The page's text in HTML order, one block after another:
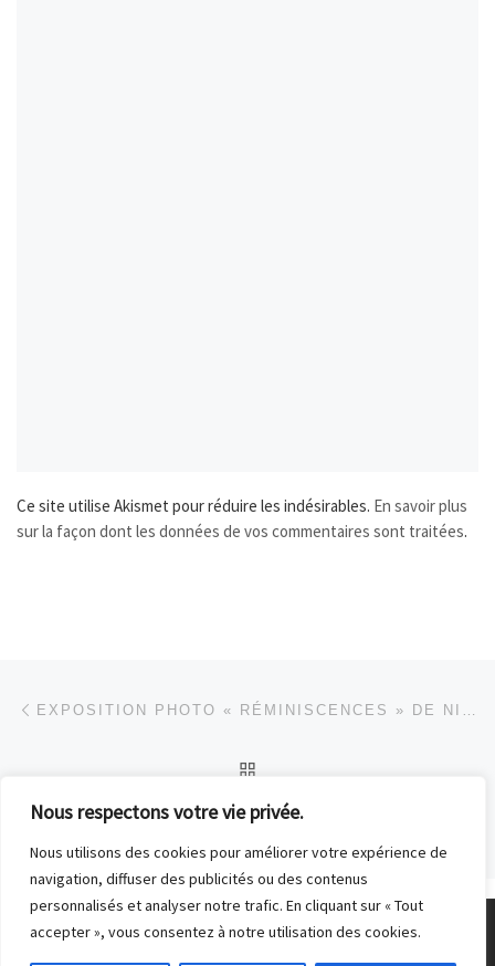
Nous respectons votre vie privée.
Nous utilisons des cookies pour améliorer votre expérience de
navigation, diffuser des publicités ou des contenus
personnalisés et analyser notre trafic. En cliquant sur « Tout
accepter », vous consentez à notre utilisation des cookies.
Ce site utilise Akismet pour réduire les indésirables. En savoir plus
sur la façon dont les données de vos commentaires sont traitées.
Parcourir les articles
SORTIE À LA DÉFENSE (MAI 2022)
© 2026Club Photo de Malakoff– Tous droits réservés